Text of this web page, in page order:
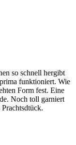
so schnell hergibt
funktioniert. Wie
Form fest. Eine
Noch toll garniert